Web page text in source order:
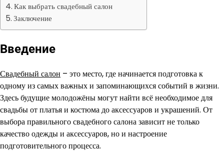
Как выбрать свадебный салон
Заключение
Введение
Свадебный салон – это место, где начинается подготовка к
одному из самых важных и запоминающихся событий в жизни.
Здесь будущие молодожёны могут найти всё необходимое для
свадьбы от платья и костюма до аксессуаров и украшений. От
выбора правильного свадебного салона зависит не только
качество одежды и аксессуаров, но и настроение
подготовительного процесса.